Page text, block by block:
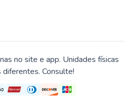
no site e app. Unidades físicas
Consulte!